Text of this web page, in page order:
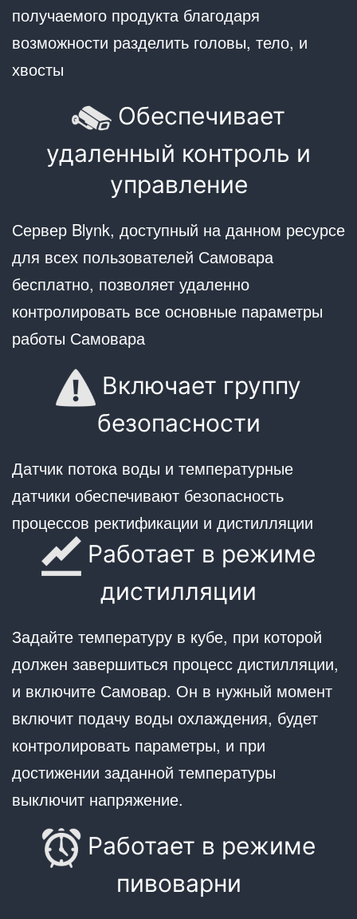
получаемого продукта благодаря
возможности разделить головы, тело, и
хвосты
Обеспечивает
удаленный контроль и
управление
Сервер Blynk, доступный на данном ресурсе
для всех пользователей Самовара
бесплатно, позволяет удаленно
контролировать все основные параметры
работы Самовара
Включает группу
безопасности
Датчик потока воды и температурные
датчики обеспечивают безопасность
процессов ректификации и дистилляции
Работает в режиме
дистилляции
Задайте температуру в кубе, при которой
должен завершиться процесс дистилляции,
и включите Самовар. Он в нужный момент
включит подачу воды охлаждения, будет
контролировать параметры, и при
достижении заданной температуры
выключит напряжение.
Работает в режиме
пивоварни